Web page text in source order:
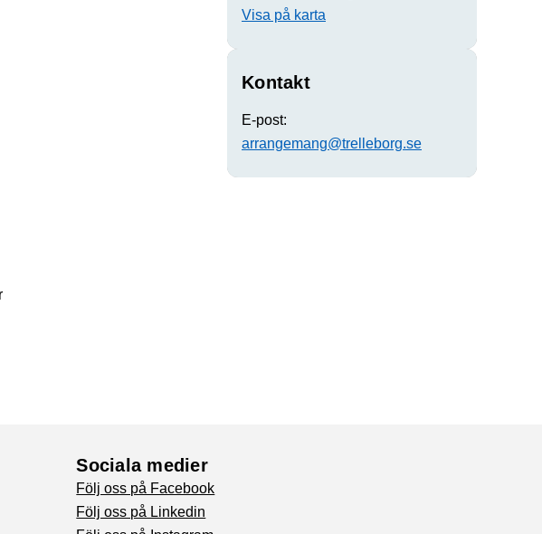
Visa på karta
Kontakt
E-post:
arrangemang@trelleborg.se
Sociala medier
Följ oss på Facebook
Följ oss på Linkedin